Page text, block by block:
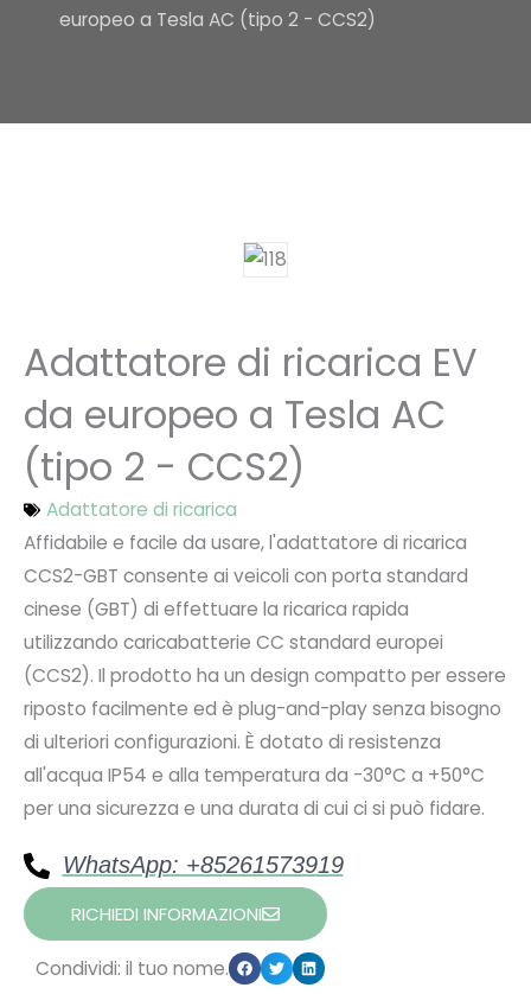
europeo a Tesla AC (tipo 2 - CCS2)
Adattatore di ricarica EV
da europeo a Tesla AC
(tipo 2 - CCS2)
Adattatore di ricarica
Affidabile e facile da usare, l'adattatore di ricarica
CCS2-GBT consente ai veicoli con porta standard
cinese (GBT) di effettuare la ricarica rapida
utilizzando caricabatterie CC standard europei
(CCS2). Il prodotto ha un design compatto per essere
riposto facilmente ed è plug-and-play senza bisogno
di ulteriori configurazioni. È dotato di resistenza
all'acqua IP54 e alla temperatura da -30°C a +50°C
per una sicurezza e una durata di cui ci si può fidare.
WhatsApp: +85261573919
RICHIEDI INFORMAZIONI
Condividi: il tuo nome.